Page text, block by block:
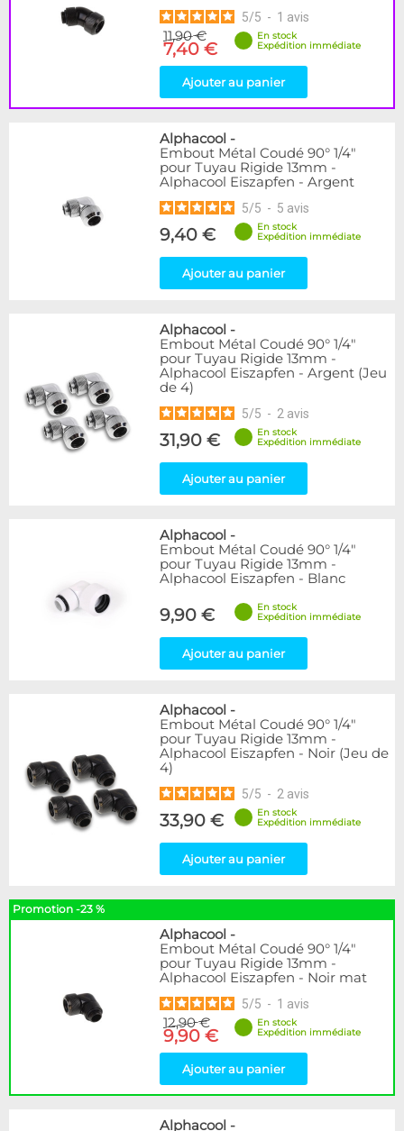
5/5 - 1 avis
11,90 €
7,40 €
En stock
Expédition immédiate
Ajouter au panier
Alphacool -
Embout Métal Coudé 90° 1/4"
pour Tuyau Rigide 13mm -
Alphacool Eiszapfen - Argent
5/5 - 5 avis
9,40 €
En stock
Expédition immédiate
Ajouter au panier
Alphacool -
Embout Métal Coudé 90° 1/4"
pour Tuyau Rigide 13mm -
Alphacool Eiszapfen - Argent (Jeu
de 4)
5/5 - 2 avis
31,90 €
En stock
Expédition immédiate
Ajouter au panier
Alphacool -
Embout Métal Coudé 90° 1/4"
pour Tuyau Rigide 13mm -
Alphacool Eiszapfen - Blanc
9,90 €
En stock
Expédition immédiate
Ajouter au panier
Alphacool -
Embout Métal Coudé 90° 1/4"
pour Tuyau Rigide 13mm -
Alphacool Eiszapfen - Noir (Jeu de
4)
5/5 - 2 avis
33,90 €
En stock
Expédition immédiate
Ajouter au panier
Promotion -23 %
Alphacool -
Embout Métal Coudé 90° 1/4"
pour Tuyau Rigide 13mm -
Alphacool Eiszapfen - Noir mat
5/5 - 1 avis
12,90 €
9,90 €
En stock
Expédition immédiate
Ajouter au panier
Alphacool -